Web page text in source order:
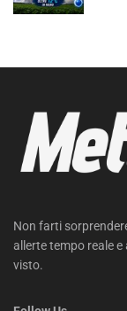
Non farti
allerte tempo reale e
visto.